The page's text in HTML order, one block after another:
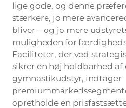
lige gode, og denne
stærkere, jo mere
bliver – og jo mere
muligheden for
Faciliteter, der ved
sikrer en høj holdbarhed af
gymnastikudstyr, indtager
opretholde en